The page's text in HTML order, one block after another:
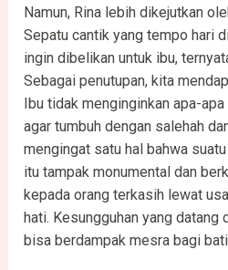
Namun, Rina lebih dikejutkan
Sepatu cantik yang tempo hari
ingin dibelikan untuk ibu,
Sebagai penutupan, kita
Ibu tidak menginginkan apa-
agar tumbuh dengan salehah
mengingat satu hal bahwa
itu tampak monumental dan
kepada orang terkasih lewat
hati. Kesungguhan yang datang
bisa berdampak mesra bagi